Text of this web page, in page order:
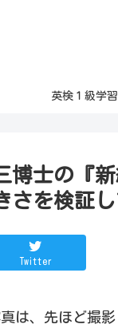
英検１級学
博士の『
さを検証
Twitter
真は、先ほど撮